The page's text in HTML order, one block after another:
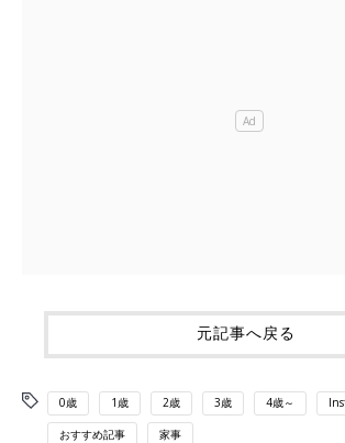
元記事へ戻る
0歳 1歳 2歳 3歳 4歳～
おすすめ記事 家事